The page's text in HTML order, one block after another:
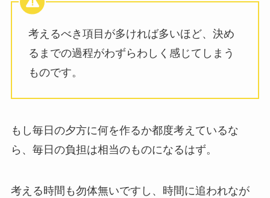
考えるべき項目が多ければ多いほど、決め
るまでの過程がわずらわしく感じてしまう
ものです。
もし毎日の夕方に何を作るか都度考えているな
ら、毎日の負担は相当のものになるはず。
考える時間も勿体無いですし、時間に追われなが